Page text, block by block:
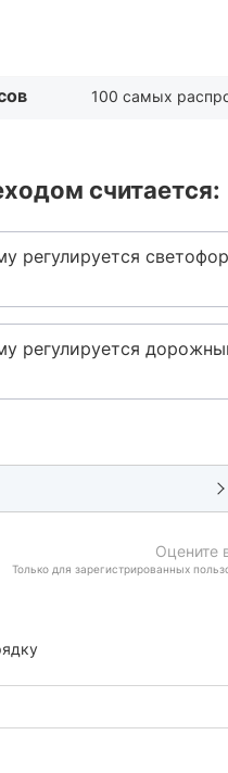
100 самых
считается:
регулируется
регулируется
Оцените
Только для зарегистрированных